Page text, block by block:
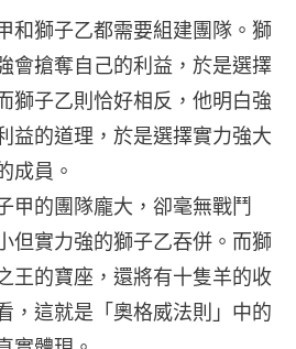
和獅子乙都需要組建團隊。獅
會搶奪自己的利益，於是選擇
獅子乙則恰好相反，他明白強
益的道理，於是選擇實力強大
成員。
甲的團隊龐大，卻毫無戰鬥
但實力強的獅子乙吞併。而獅
王的寶座，還將有十隻羊的收
，這就是「奧格威法則」中的